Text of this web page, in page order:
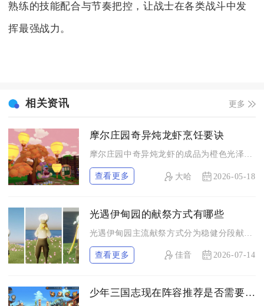
熟练的技能配合与节奏把控，让战士在各类战斗中发
挥最强战力。
相关资讯 更多
摩尔庄园奇异炖龙虾烹饪要诀
查看更多 大哈 2026-05-18
光遇伊甸园的献祭方式有哪些
查看更多 佳音 2026-07-14
少年三国志现在阵容推荐是否需要特定的阵型